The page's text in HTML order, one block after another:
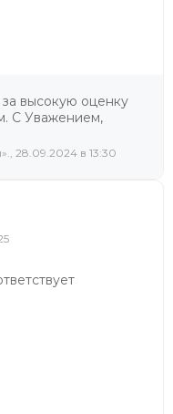
высокую оценку
С Уважением,
28.09.2024 в 13:30